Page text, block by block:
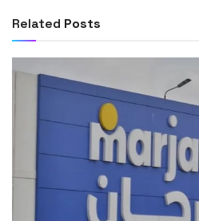
Related Posts